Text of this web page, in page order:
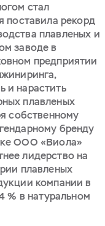
стал
поставила рекорд
плавленых и
заводе в
предприятии
и нарастить
плавленых
собственному
бренду
ООО «Виола»
лидерство на
плавленых
компании в
% в натуральном